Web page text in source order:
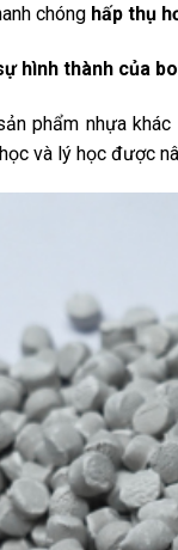
chóng hấp thụ
hình thành của
phẩm nhựa
và lý học được